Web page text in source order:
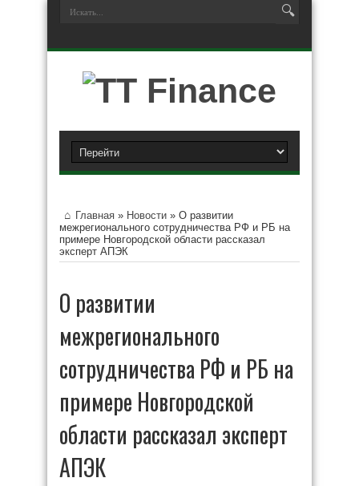
Главная » Новости » О развитии
межрегионального сотрудничества РФ и РБ на
примере Новгородской области рассказал
эксперт АПЭК
О развитии
межрегионального
сотрудничества РФ и РБ на
примере Новгородской
области рассказал эксперт
АПЭК